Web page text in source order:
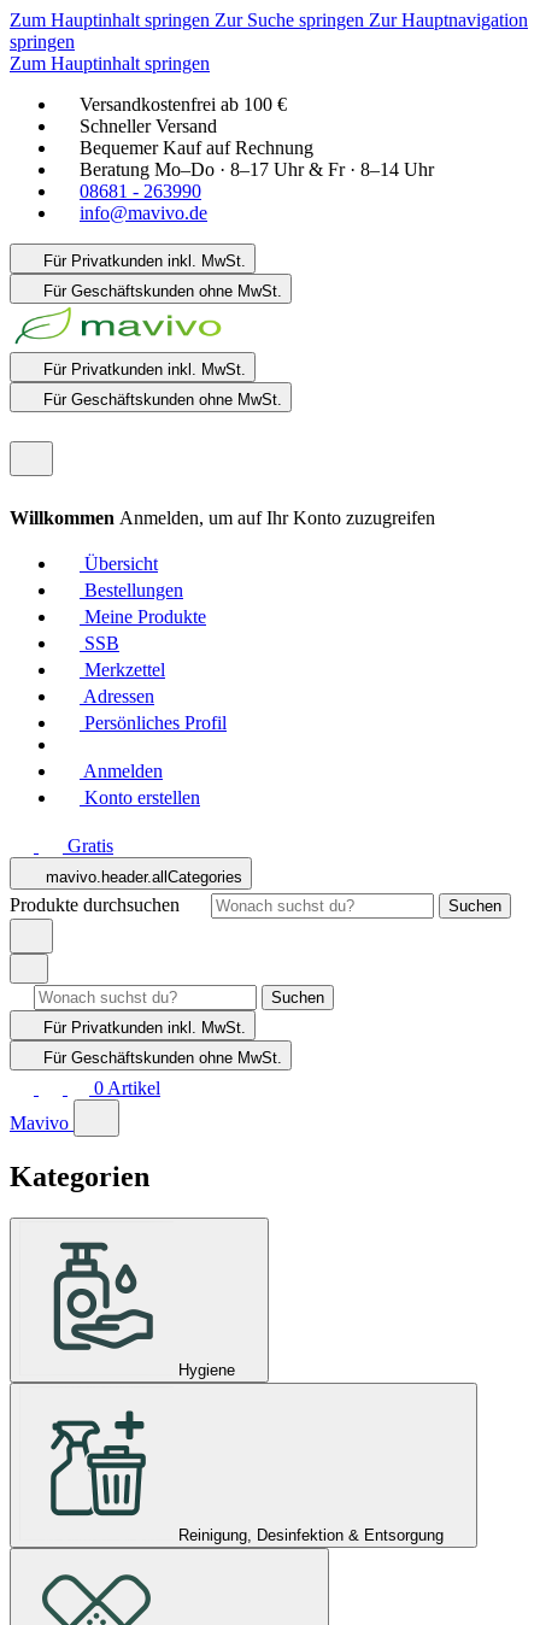
Zum Hauptinhalt springen Zur Suche springen Zur Hauptnavigation
springen
Zum Hauptinhalt springen
Versandkostenfrei ab 100 €
Schneller Versand
Bequemer Kauf auf Rechnung
Beratung Mo–Do · 8–17 Uhr & Fr · 8–14 Uhr
08681 - 263990
info@mavivo.de
Für Privatkunden inkl. MwSt.
Für Geschäftskunden ohne MwSt.
Für Privatkunden inkl. MwSt.
Für Geschäftskunden ohne MwSt.
Willkommen Anmelden, um auf Ihr Konto zuzugreifen
Übersicht
Bestellungen
Meine Produkte
SSB
Merkzettel
Adressen
Persönliches Profil
Anmelden
Konto erstellen
Gratis
mavivo.header.allCategories
Produkte durchsuchen Suchen
Suchen
Für Privatkunden inkl. MwSt.
Für Geschäftskunden ohne MwSt.
0 Artikel
Mavivo
Kategorien
Hygiene
Reinigung, Desinfektion & Entsorgung